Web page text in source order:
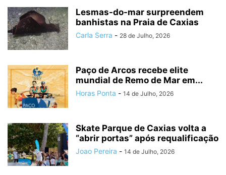
Lesmas-do-mar surpreendem
banhistas na Praia de Caxias
Carla Serra - 28 de Julho, 2026
Paço de Arcos recebe elite
mundial de Remo de Mar em...
Horas Ponta - 14 de Julho, 2026
Skate Parque de Caxias volta a
“abrir portas” após requalificação
Joao Pereira - 14 de Julho, 2026